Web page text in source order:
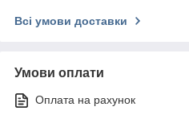
Всі умови доставки
Умови оплати
Оплата на рахунок